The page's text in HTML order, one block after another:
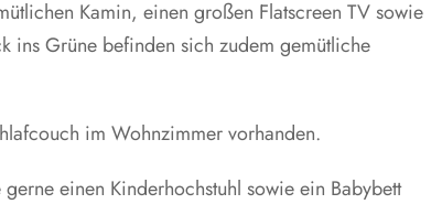
Kamin, einen großen Flatscreen TV sowie
ins Grüne befinden sich zudem gemütliche
im Wohnzimmer vorhanden.
einen Kinderhochstuhl sowie ein Babybett